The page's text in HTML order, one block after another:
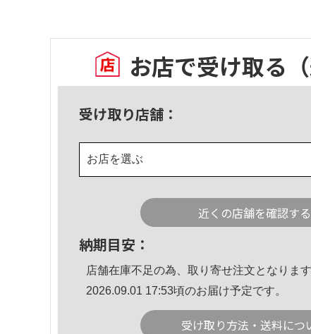
お店で受け取る
受け取り店舗：
お店を選ぶ
近くの店舗を確認する
納期目安：
店舗在庫不足の為、取り寄せ注文となります
2026.09.01 17:53頃のお届け予定です。
受け取り方法・送料につ